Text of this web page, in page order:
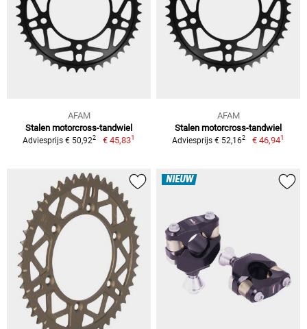
AFAM
Stalen motorcross-tandwiel
Adviesprijs € 50,922 € 45,831
AFAM
Stalen motorcross-tandwiel
Adviesprijs € 52,162 € 46,941
NIEUW